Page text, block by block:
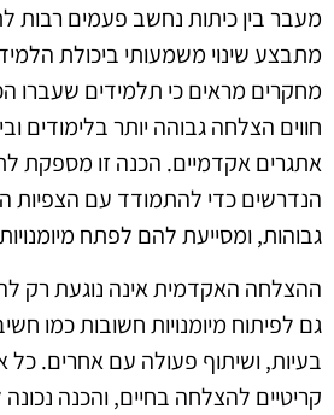
מעבר בין כיתות נחשב פעמים רבות
מתבצע שינוי משמעותי ביכולת
מחקרים מראים כי תלמידים שעברו
חווים הצלחה גבוהה יותר בלימודים
אתגרים אקדמיים. הכנה זו מספקת
הנדרשים כדי להתמודד עם הצפיות
גבוהות, ומסייעת להם לפתח
ההצלחה האקדמית אינה נוגעת רק
גם לפיתוח מיומנויות חשובות כמו
בעיות, ושיתוף פעולה עם אחרים. כל
קריטיים להצלחה בחיים, והכנה